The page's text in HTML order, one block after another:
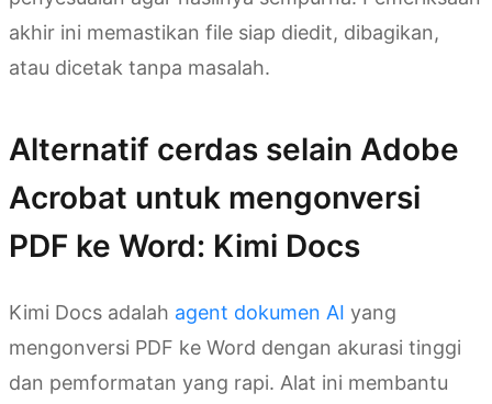
akhir ini memastikan file siap diedit, dibagikan,
atau dicetak tanpa masalah.
Alternatif cerdas selain Adobe
Acrobat untuk mengonversi
PDF ke Word: Kimi Docs
Kimi Docs adalah agent dokumen AI yang
mengonversi PDF ke Word dengan akurasi tinggi
dan pemformatan yang rapi. Alat ini membantu